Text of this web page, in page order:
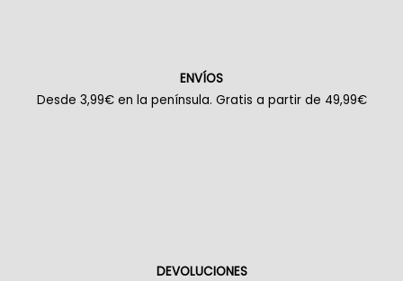
ENVÍOS
Desde 3,99€ en la península. Gratis a partir de 49,99€
DEVOLUCIONES